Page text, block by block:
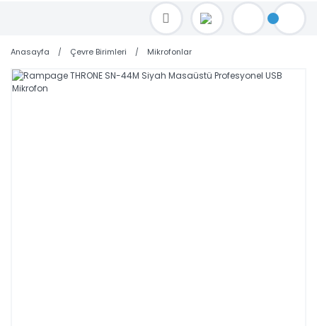
TOPTAN FİYAT ALMAK İÇİN satis@toptanbilgisayar.net MAİL ATINIZ.
SİPARİŞLERİNİZİ AYNI GÜN KARGO İLE GÖNDERİYORUZ!
Anasayfa Çevre Birimleri Mikrofonlar